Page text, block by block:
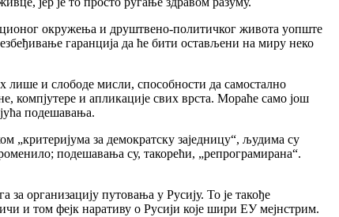
окружења и друштвено-политичког живота уопште
гаранција да ће бити остављени на миру неко
и слободе мисли, способности да самостално
компјутере и апликације свих врста. Мораће само још
подешавања.
за демократску заједницу“, људима су
подешавања су, такорећи, „репрограмирана“.
организацију путовања у Русију. То је такође
и том фејк наративу о Русији које шири ЕУ мејнстрим.